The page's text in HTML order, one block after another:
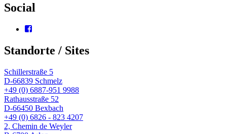
Social
wingtsun.arlon
auf
anzeigen
Standorte / Sites
Schillerstraße 5
D-66839 Schmelz
+49 (0) 6887-951 9988
Rathausstraße 52
D-66450 Bexbach
+49 (0) 6826 - 823 4207
2, Chemin de Weyler